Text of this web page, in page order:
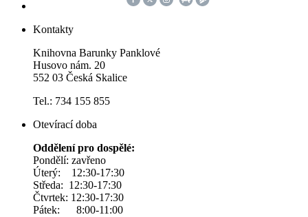
Kontakty
Knihovna Barunky Panklové
Husovo nám. 20
552 03 Česká Skalice
Tel.: 734 155 855
Otevírací doba
Oddělení pro dospělé:
Pondělí: zavřeno
Úterý: 12:30-17:30
Středa: 12:30-17:30
Čtvrtek: 12:30-17:30
Pátek: 8:00-11:00